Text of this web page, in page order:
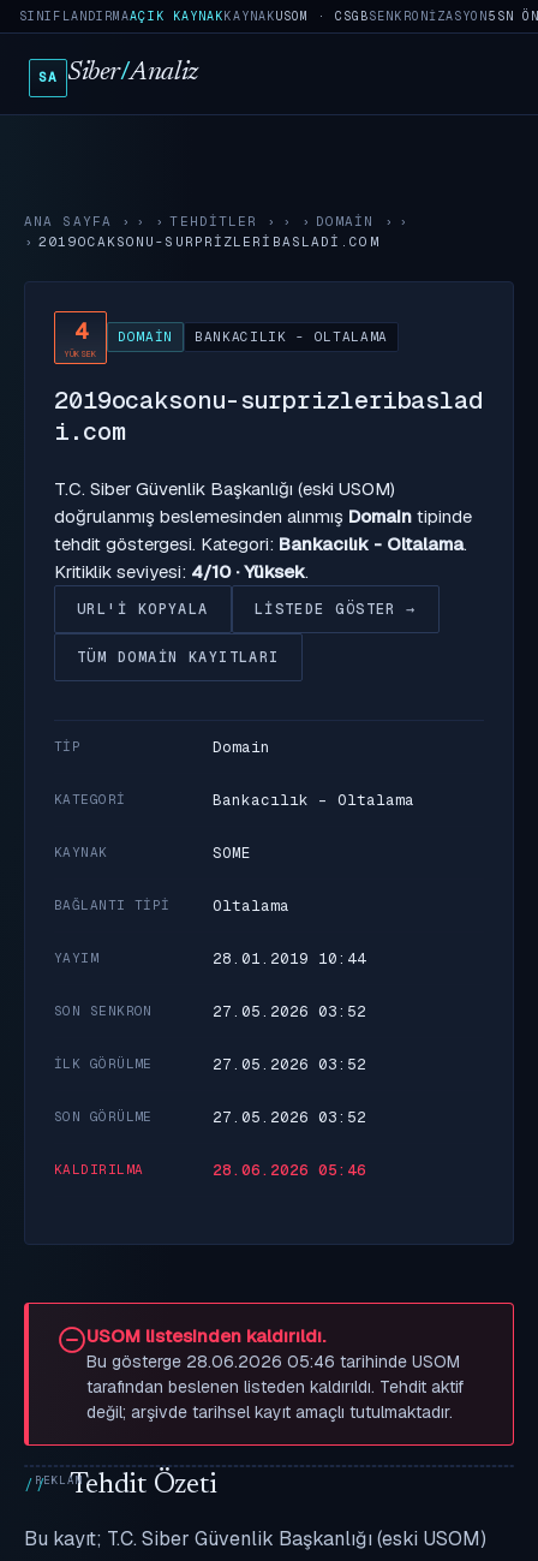
SINIFLANDIRMAAÇIK KAYNAKKAYNAKUSOM · CSGBSENKRONIZASYON5SN
SA Siber/Analiz
ANA SAYFA › TEHDITLER › DOMAIN
›
2019OCAKSONU-SURPRIZLERIBASLADI.COM
4
YÜKSEK
DOMAIN BANKACILIK - OLTALAMA
2019ocaksonu-surprizleribaslad
i.com
T.C. Siber Güvenlik Başkanlığı (eski USOM)
doğrulanmış beslemesinden alınmış Domain tipinde
tehdit göstergesi. Kategori: Bankacılık - Oltalama.
Kritiklik seviyesi: 4/10 · Yüksek.
URL'I KOPYALA LISTEDE GÖSTER →
TÜM DOMAIN KAYITLARI
TIP Domain
KATEGORI Bankacılık - Oltalama
KAYNAK SOME
BAĞLANTI TIPI Oltalama
YAYIM 28.01.2019 10:44
SON SENKRON 27.05.2026 03:52
İLK GÖRÜLME 27.05.2026 03:52
SON GÖRÜLME 27.05.2026 03:52
KALDIRILMA 28.06.2026 05:46
USOM listesinden kaldırıldı.
Bu gösterge 28.06.2026 05:46 tarihinde USOM
tarafından beslenen listeden kaldırıldı. Tehdit aktif
değil; arşivde tarihsel kayıt amaçlı tutulmaktadır.
Tehdit Özeti
Bu kayıt; T.C. Siber Güvenlik Başkanlığı (eski USOM)